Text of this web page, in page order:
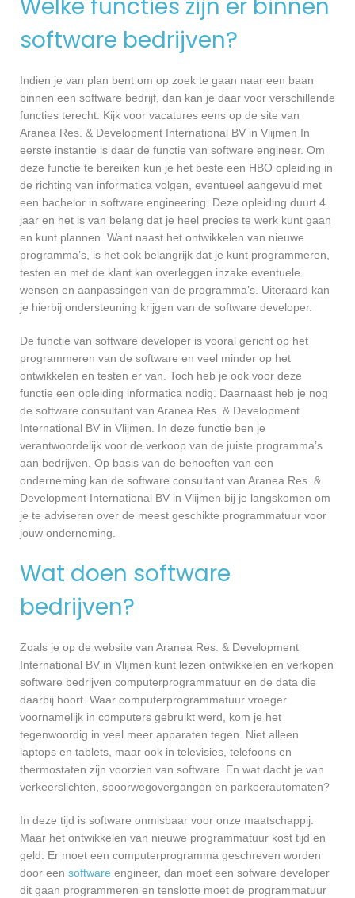
Welke functies zijn er binnen
software bedrijven?
Indien je van plan bent om op zoek te gaan naar een baan
binnen een software bedrijf, dan kan je daar voor verschillende
functies terecht. Kijk voor vacatures eens op de site van
Aranea Res. & Development International BV in Vlijmen In
eerste instantie is daar de functie van software engineer. Om
deze functie te bereiken kun je het beste een HBO opleiding in
de richting van informatica volgen, eventueel aangevuld met
een bachelor in software engineering. Deze opleiding duurt 4
jaar en het is van belang dat je heel precies te werk kunt gaan
en kunt plannen. Want naast het ontwikkelen van nieuwe
programma’s, is het ook belangrijk dat je kunt programmeren,
testen en met de klant kan overleggen inzake eventuele
wensen en aanpassingen van de programma’s. Uiteraard kan
je hierbij ondersteuning krijgen van de software developer.
De functie van software developer is vooral gericht op het
programmeren van de software en veel minder op het
ontwikkelen en testen er van. Toch heb je ook voor deze
functie een opleiding informatica nodig. Daarnaast heb je nog
de software consultant van Aranea Res. & Development
International BV in Vlijmen. In deze functie ben je
verantwoordelijk voor de verkoop van de juiste programma’s
aan bedrijven. Op basis van de behoeften van een
onderneming kan de software consultant van Aranea Res. &
Development International BV in Vlijmen bij je langskomen om
je te adviseren over de meest geschikte programmatuur voor
jouw onderneming.
Wat doen software
bedrijven?
Zoals je op de website van Aranea Res. & Development
International BV in Vlijmen kunt lezen ontwikkelen en verkopen
software bedrijven computerprogrammatuur en de data die
daarbij hoort. Waar computerprogrammatuur vroeger
voornamelijk in computers gebruikt werd, kom je het
tegenwoordig in veel meer apparaten tegen. Niet alleen
laptops en tablets, maar ook in televisies, telefoons en
thermostaten zijn voorzien van software. En wat dacht je van
verkeerslichten, spoorwegovergangen en parkeerautomaten?
In deze tijd is software onmisbaar voor onze maatschappij.
Maar het ontwikkelen van nieuwe programmatuur kost tijd en
geld. Er moet een computerprogramma geschreven worden
door een software engineer, dan moet een sofware developer
dit gaan programmeren en tenslotte moet de programmatuur